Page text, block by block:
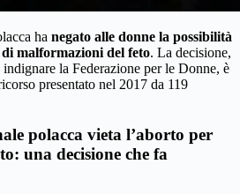
ha negato alle donne la possibilità
malformazioni del feto. La decisione,
indignare la Federazione per le Donne, è
presentato nel 2017 da 119
polacca vieta l’aborto per
una decisione che fa